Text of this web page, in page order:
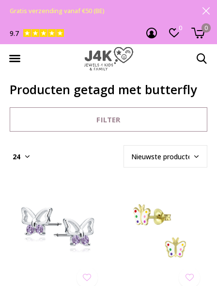
0 0
9.7
Gratis verzending vanaf €50 (BE)
Producten getagd met butterfly
FILTER